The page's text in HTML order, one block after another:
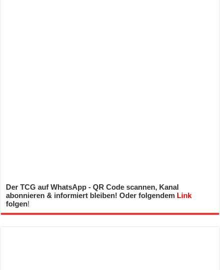
Der TCG auf WhatsApp - QR Code scannen, Kanal
abonnieren & informiert bleiben! Oder folgendem Link
folgen!